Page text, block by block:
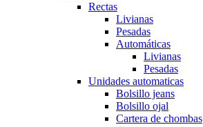
Rectas
Livianas
Pesadas
Automáticas
Livianas
Pesadas
Unidades automaticas
Bolsillo jeans
Bolsillo ojal
Cartera de chombas